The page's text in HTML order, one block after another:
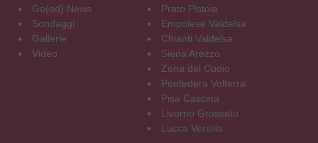
Go(od) News
Sondaggi
Gallerie
Video
Prato Pistoia
Empolese Valdelsa
Chianti Valdelsa
Siena Arezzo
Zona del Cuoio
Pontedera Volterra
Pisa Cascina
Livorno Grosseto
Lucca Versilia